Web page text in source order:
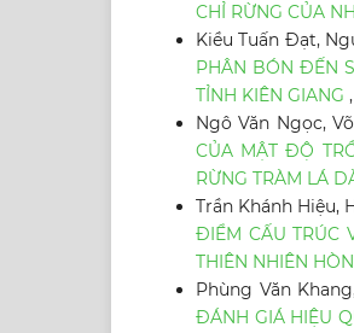
CHỈ RỪNG CỦA
Kiều Tuấn Đạt,
PHÂN BÓN ĐẾN
TỈNH KIÊN GIANG ,
Ngô Văn Ngọc,
CỦA MẬT ĐỘ
RỪNG TRÀM LÁ
Trần Khánh Hiệu,
ĐIỂM CẤU TRÚC
THIÊN NHIÊN
Phùng Văn
ĐÁNH GIÁ HIỆU